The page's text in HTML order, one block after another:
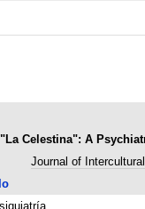
Celestina": A
Journal of